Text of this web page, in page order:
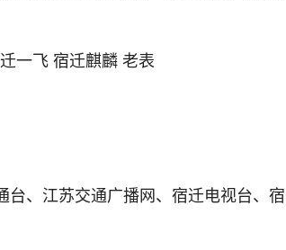
一飞 宿迁麒麟 老表
、江苏交通广播网、宿迁电视台、宿